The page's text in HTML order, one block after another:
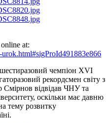
at:
чемпіон XVI
рекордсмен світу з
Смірнов відвідав ЧНУ та
оскільки має давню
тему розвитку